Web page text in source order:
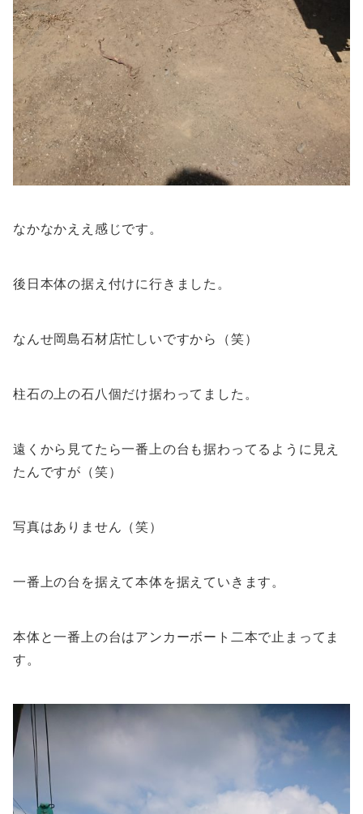
なかなかええ感じです。
後日本体の据え付けに行きました。
なんせ岡島石材店忙しいですから（笑）
柱石の上の石八個だけ据わってました。
遠くから見てたら一番上の台も据わってるように見え
たんですが（笑）
写真はありません（笑）
一番上の台を据えて本体を据えていきます。
本体と一番上の台はアンカーボート二本で止まってま
す。